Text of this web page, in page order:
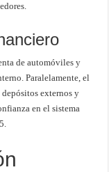
de automóviles y
Paralelamente, el
externos y
en el sistema